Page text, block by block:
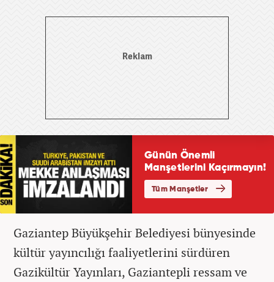
Gaziantep Büyükşehir Belediyesi bünyesinde
kültür yayıncılığı faaliyetlerini sürdüren
Gazikültür Yayınları, Gaziantepli ressam ve